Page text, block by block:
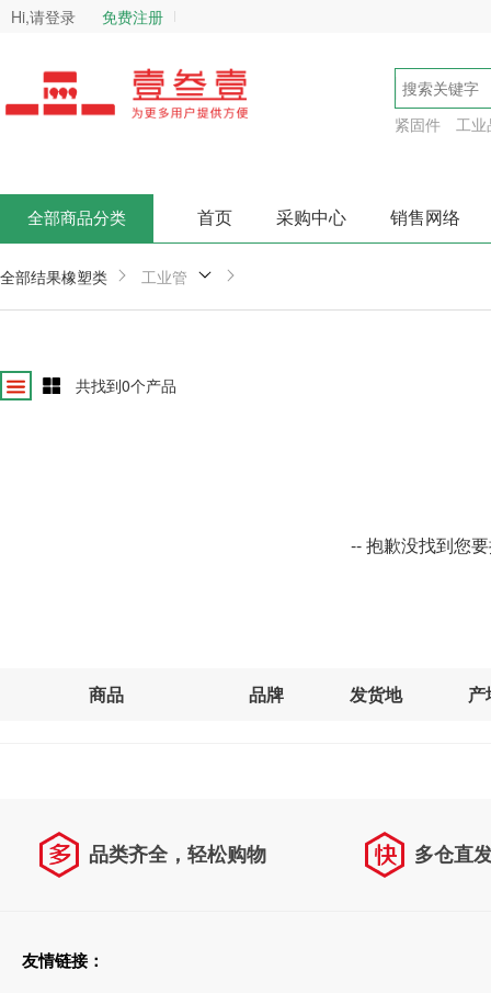
Hi,请登录 免费注册
紧固件 工业
全部商品分类 首页 采购中心 销售网络
全部结果橡塑类 工业管
共找到0个产品
-- 抱歉没找到您
商品 品牌 发货地 产
品类齐全，轻松购物 多仓直
友情链接：